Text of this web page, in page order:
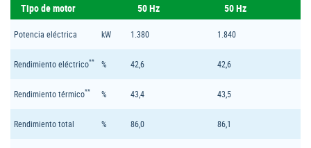
Tipo de motor 50 Hz 50 Hz
Potencia eléctrica kW 1.380 1.840
Rendimiento eléctrico** % 42,6 42,6
Rendimiento térmico** % 43,4 43,5
Rendimiento total % 86,0 86,1